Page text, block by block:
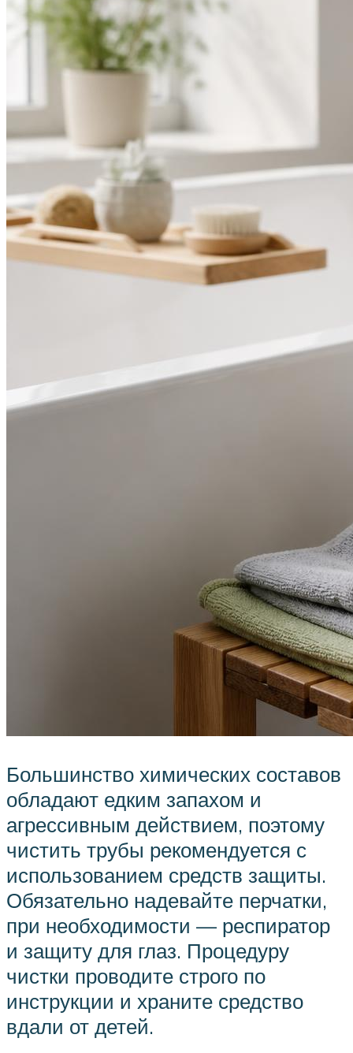
Большинство химических составов
обладают едким запахом и
агрессивным действием, поэтому
чистить трубы рекомендуется с
использованием средств защиты.
Обязательно надевайте перчатки,
при необходимости — респиратор
и защиту для глаз. Процедуру
чистки проводите строго по
инструкции и храните средство
вдали от детей.